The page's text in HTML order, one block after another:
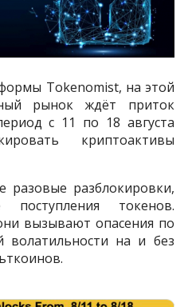
Tokenomist, на этой
рынок ждёт приток
с 11 по 18 августа
криптоактивы
разовые разблокировки,
токенов.
вызывают опасения по
волатильности на и без